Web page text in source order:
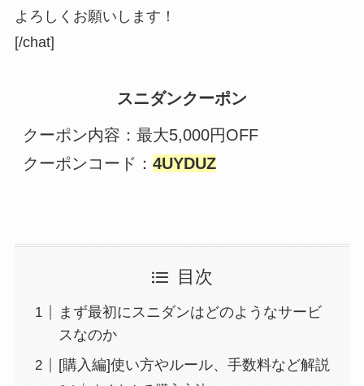
よろしくお願いします！
[/chat]
スニダンクーポン
クーポン内容：最大5,000円OFF
クーポンコード： 4UYDUZ
目次
まず最初にスニダンはどのようなサービ
スなのか
[購入編]使い方やルール、手数料など解説